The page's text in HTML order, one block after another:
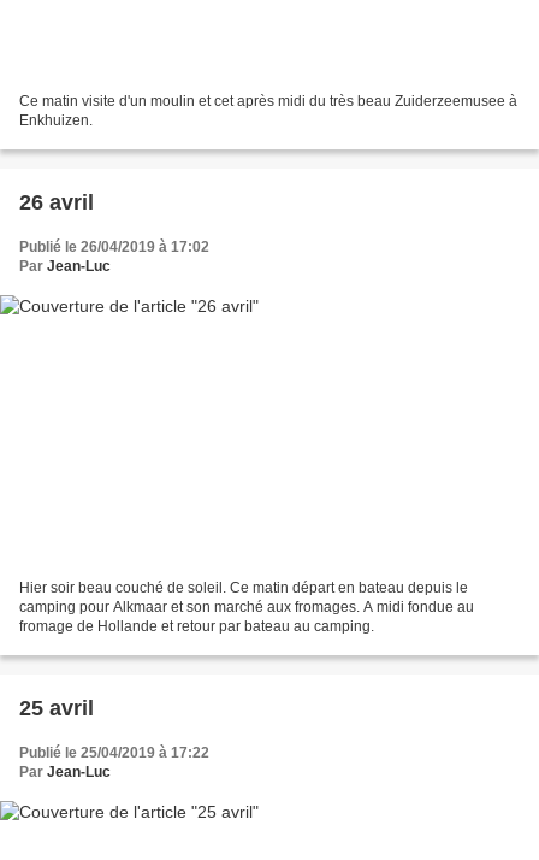
Ce matin visite d'un moulin et cet après midi du très beau Zuiderzeemusee à
Enkhuizen.
26 avril
Publié le 26/04/2019 à 17:02
Par Jean-Luc
Hier soir beau couché de soleil. Ce matin départ en bateau depuis le
camping pour Alkmaar et son marché aux fromages. A midi fondue au
fromage de Hollande et retour par bateau au camping.
25 avril
Publié le 25/04/2019 à 17:22
Par Jean-Luc